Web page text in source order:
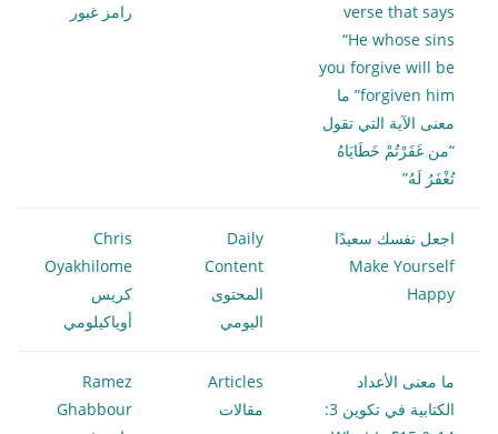
verse that says
“He whose sins
you forgive will be
forgiven him” ما
معنى الآية التي تقول
“من غَفَرْتُمْ خَطَايَاهُ
تُغْفَرُ لَهُ”
رامز غبور
اجعل نفسك سعيدًا
Make Yourself
Happy
Daily
Content
المحتوى
اليومي
Chris
Oyakhilome
كريس
أوياكيلومي
ما معنى الأعداد
الكتابية في تكوين 3:
Articles
مقالات
Ramez
Ghabbour